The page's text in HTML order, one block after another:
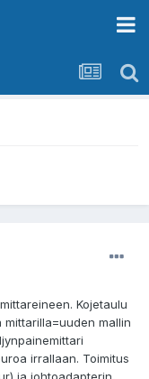
Kojetaulu
mallin
irrallaan. Toimitus